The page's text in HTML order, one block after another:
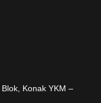
Konak YKM –